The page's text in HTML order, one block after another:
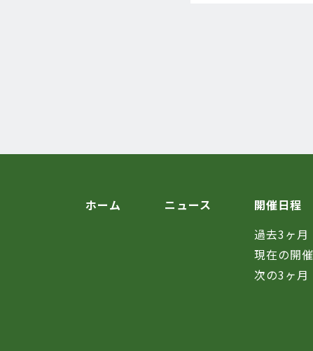
ホーム ニュース
開催日程
過去3ヶ月
現在の開催
次の3ヶ月